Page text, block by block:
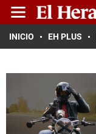
INICIO EH PLUS